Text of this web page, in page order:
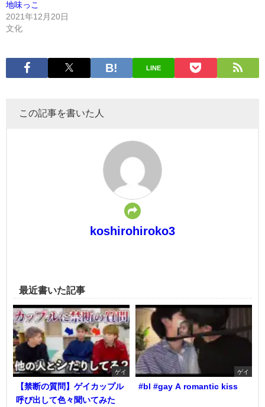
地味っこ
2021年12月20日
文化
LINE
この記事を書いた人
koshirohiroko3
最近書いた記事
ゲイ
【禁断の質問】ゲイカップル
呼び出して色々聞いてみた
ゲイ
#bl #gay A romantic kiss